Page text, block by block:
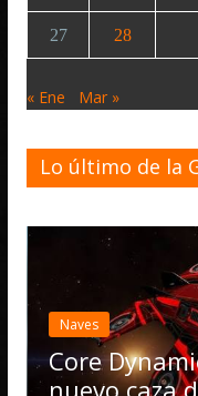
27 28
« Ene Mar »
Lo último de la
Naves
Core